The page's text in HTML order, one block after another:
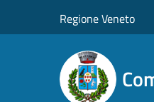
Regione Veneto